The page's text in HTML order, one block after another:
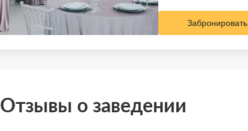
Забронировать
Отзывы о заведении